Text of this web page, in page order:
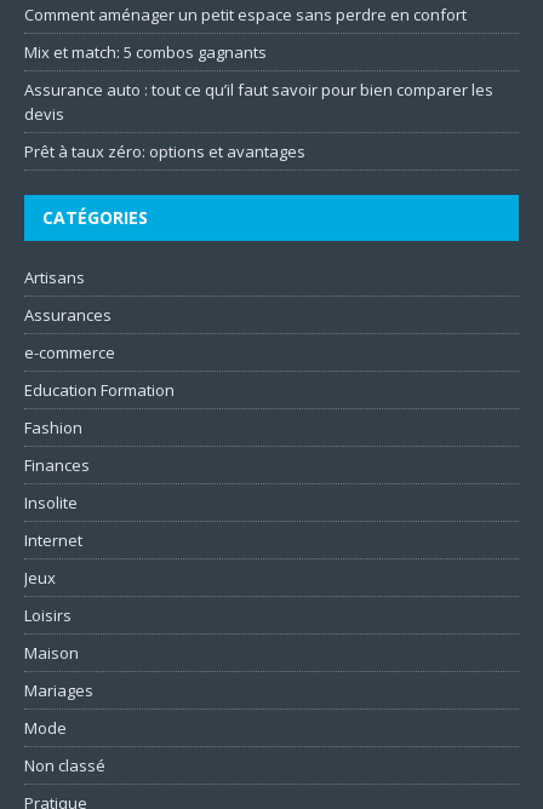
Comment aménager un petit espace sans perdre en confort
Mix et match: 5 combos gagnants
Assurance auto : tout ce qu’il faut savoir pour bien comparer les
devis
Prêt à taux zéro: options et avantages
CATÉGORIES
Artisans
Assurances
e-commerce
Education Formation
Fashion
Finances
Insolite
Internet
Jeux
Loisirs
Maison
Mariages
Mode
Non classé
Pratique